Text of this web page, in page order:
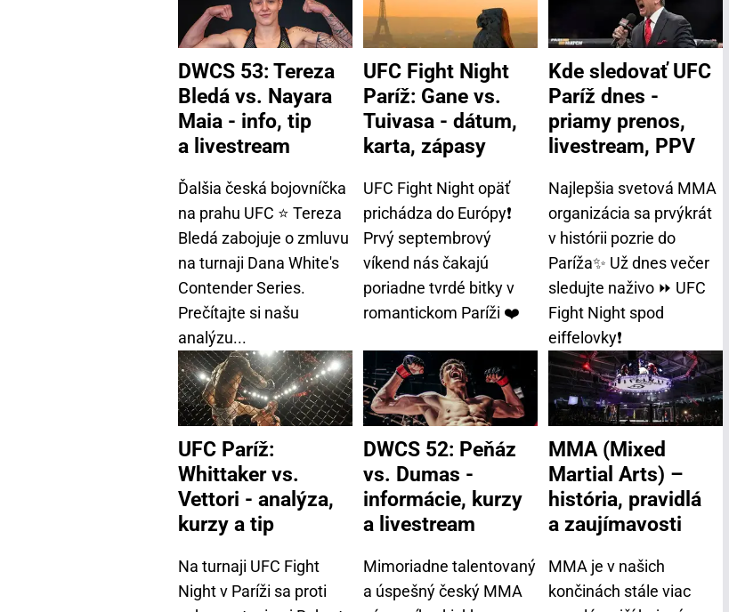
DWCS 53: Tereza
Bledá vs. Nayara
Maia - info, tip
a livestream
Ďalšia česká bojovníčka
na prahu UFC ⭐ Tereza
Bledá zabojuje o zmluvu
na turnaji Dana White's
Contender Series.
Prečítajte si našu
analýzu...
UFC Fight Night
Paríž: Gane vs.
Tuivasa - dátum,
karta, zápasy
UFC Fight Night opäť
prichádza do Európy❗
Prvý septembrový
víkend nás čakajú
poriadne tvrdé bitky v
romantickom Paríži ❤️
Kde sledovať UFC
Paríž dnes -
priamy prenos,
livestream, PPV
Najlepšia svetová MMA
organizácia sa prvýkrát
v histórii pozrie do
Paríža✨ Už dnes večer
sledujte naživo ⏩ UFC
Fight Night spod
eiffelovky❗
UFC Paríž:
Whittaker vs.
Vettori - analýza,
kurzy a tip
Na turnaji UFC Fight
Night v Paríži sa proti
DWCS 52: Peňáz
vs. Dumas -
informácie, kurzy
a livestream
Mimoriadne talentovaný
a úspešný český MMA
MMA (Mixed
Martial Arts) –
história, pravidlá
a zaujímavosti
MMA je v našich
končinách stále viac